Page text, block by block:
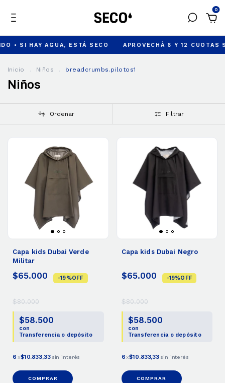
0
SI HAY AGUA, ESTÁ SECO APROVECHÀ 6 Y 12 CUOTAS SIN
Inicio . Niños . breadcrumbs.pilotos1
Niños
Ordenar Filtrar
Capa kids Dubai Verde
Militar
$65.000 -19%OFF
$80.000
$58.500
con
Transferencia o depósito
6 x$10.833,33 sin interés
COMPRAR
Capa kids Dubai Negro
$65.000 -19%OFF
$80.000
$58.500
con
Transferencia o depósito
6x$10.833,33 sin interés
COMPRAR